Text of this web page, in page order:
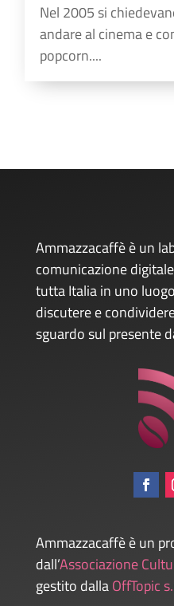
Nel 2005 si
andare al cinema e
popcorn....
Ammazzacaffè è un
comunicazione
tutta Italia in uno
discutere e
sguardo sul presente
Ammazzacaffè è un
dall’Associazione
gestito dallaOffTopic